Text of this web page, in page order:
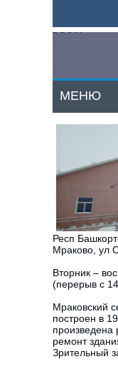
МЕНЮ
Респ
Мраково, ул
Вторник –
(перерыв с
Мраковский
построен в
произведена
ремонт
Зрительный